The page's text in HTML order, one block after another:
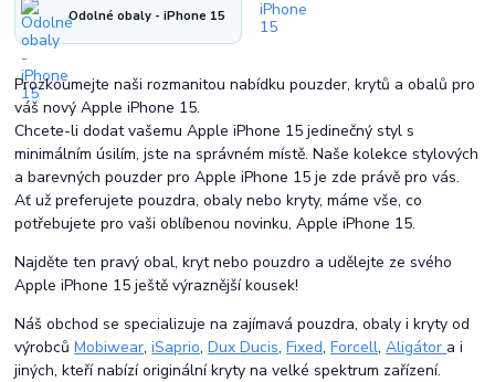
Odolné obaly - iPhone 15
Prozkoumejte naši rozmanitou nabídku pouzder, krytů a obalů pro
váš nový Apple iPhone 15.
Chcete-li dodat vašemu Apple iPhone 15 jedinečný styl s
minimálním úsilím, jste na správném místě. Naše kolekce stylových
a barevných pouzder pro Apple iPhone 15 je zde právě pro vás.
Ať už preferujete pouzdra, obaly nebo kryty, máme vše, co
potřebujete pro vaši oblíbenou novinku, Apple iPhone 15.
Najděte ten pravý obal, kryt nebo pouzdro a udělejte ze svého
Apple iPhone 15 ještě výraznější kousek!
Náš obchod se specializuje na zajímavá pouzdra, obaly i kryty od
výrobcůMobiwear,iSaprio,Dux Ducis,Fixed,Forcell,Aligátor a i
jiných, kteří nabízí originální kryty na velké spektrum zařízení.